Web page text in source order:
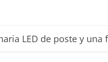
LED de poste y